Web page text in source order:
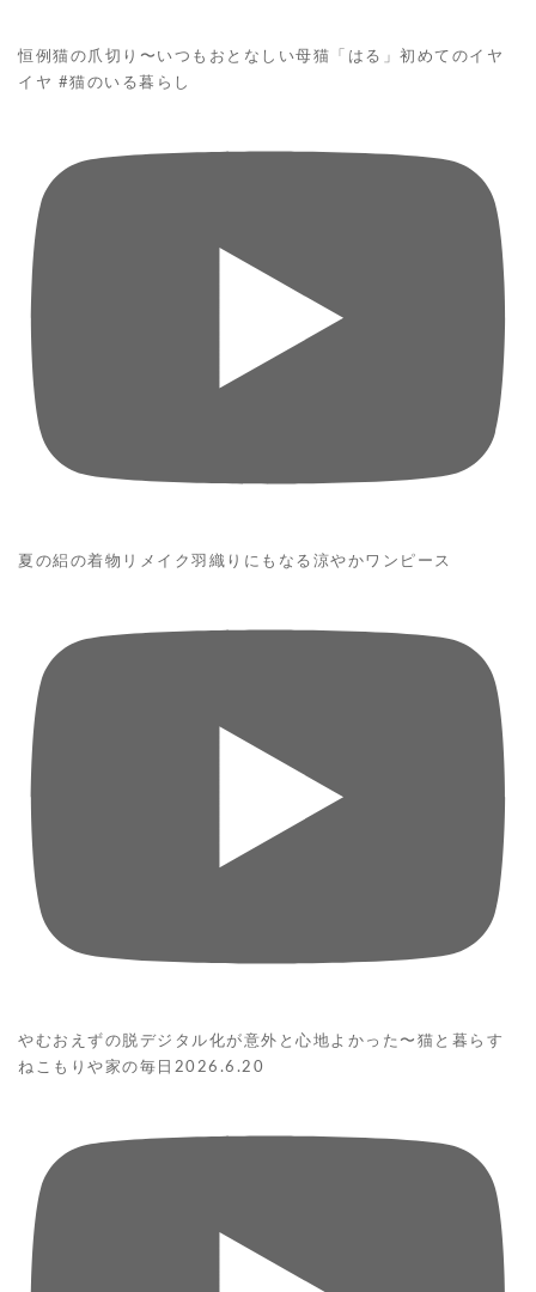
恒例猫の爪切り〜いつもおとなしい母猫「はる」初めてのイヤ
イヤ #猫のいる暮らし
夏の絽の着物リメイク羽織りにもなる涼やかワンピース
やむおえずの脱デジタル化が意外と心地よかった〜猫と暮らす
ねこもりや家の毎日2026.6.20